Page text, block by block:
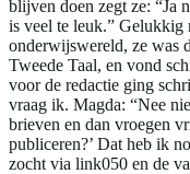
blijven doen zegt ze: “Ja
is veel te leuk.” Gelukkig
onderwijswereld, ze was
Tweede Taal, en vond
voor de redactie ging
vraag ik. Magda: “Nee
brieven en dan vroegen
publiceren?’ Dat heb ik
zocht via link050 en de